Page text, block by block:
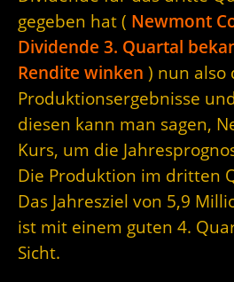
gegeben hat ( Newmont
Dividende 3. Quartal
Rendite winken ) nun also
Produktionsergebnisse
diesen kann man sagen,
Kurs, um die
Die Produktion im dritten
Das Jahresziel von 5,9
ist mit einem guten 4.
Sicht.